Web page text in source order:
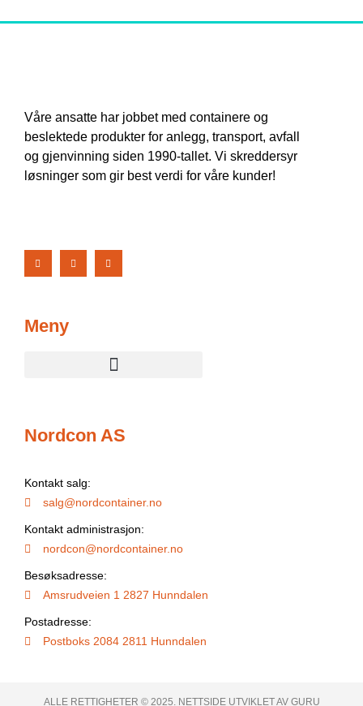
Våre ansatte har jobbet med containere og
beslektede produkter for anlegg, transport, avfall
og gjenvinning siden 1990-tallet. Vi skreddersyr
løsninger som gir best verdi for våre kunder!
Meny
Nordcon AS
Kontakt salg:
salg@nordcontainer.no
Kontakt administrasjon:
nordcon@nordcontainer.no
Besøksadresse:
Amsrudveien 1 2827 Hunndalen
Postadresse:
Postboks 2084 2811 Hunndalen
ALLE RETTIGHETER © 2025. NETTSIDE UTVIKLET AV GURU